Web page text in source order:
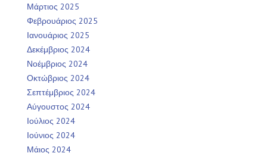
Μάρτιος 2025
Φεβρουάριος 2025
Ιανουάριος 2025
Δεκέμβριος 2024
Νοέμβριος 2024
Οκτώβριος 2024
Σεπτέμβριος 2024
Αύγουστος 2024
Ιούλιος 2024
Ιούνιος 2024
Μάιος 2024